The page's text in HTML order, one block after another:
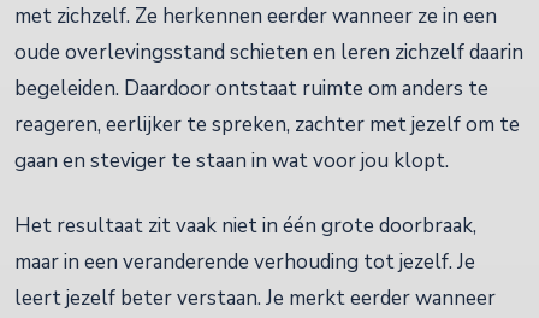
met zichzelf. Ze herkennen eerder wanneer ze in een
oude overlevingsstand schieten en leren zichzelf daarin
begeleiden. Daardoor ontstaat ruimte om anders te
reageren, eerlijker te spreken, zachter met jezelf om te
gaan en steviger te staan in wat voor jou klopt.
Het resultaat zit vaak niet in één grote doorbraak,
maar in een veranderende verhouding tot jezelf. Je
leert jezelf beter verstaan. Je merkt eerder wanneer